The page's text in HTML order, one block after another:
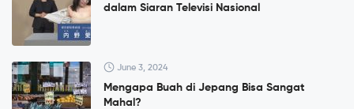
dalam Siaran Televisi Nasional
June 3, 2024
Mengapa Buah di Jepang Bisa Sangat
Mahal?